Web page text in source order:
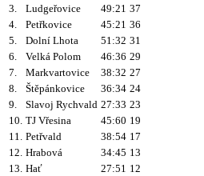
3.
Ludgeřovice 49:21 37
4.
Petřkovice 45:21 36
5.
Dolní Lhota 51:32 31
6.
Velká Polom 46:36 29
7.
Markvartovice 38:32 27
8.
Štěpánkovice 36:34 24
9.
Slavoj Rychvald 27:33 23
10. TJ Vřesina 45:60 19
11. Petřvald 38:54 17
12. Hrabová 34:45 13
13. Hať 27:51 12